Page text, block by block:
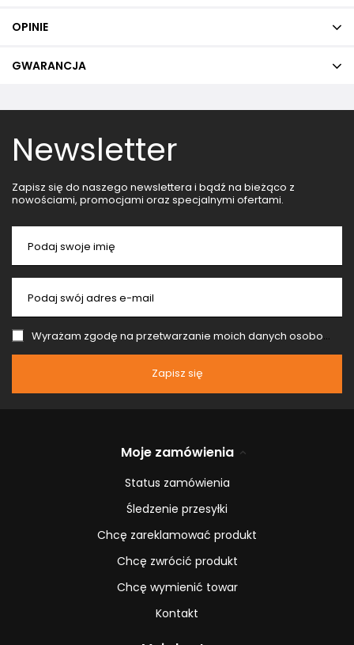
OPINIE
GWARANCJA
Newsletter
Zapisz się do naszego newslettera i bądź na bieżąco z
nowościami, promocjami oraz specjalnymi ofertami.
Podaj swoje imię
Podaj swój adres e-mail
Wyrażam zgodę na przetwarzanie moich danych osobowych (adres e-mail) na potrzeby wysyłki newslettera z informacją handlową (marketing). Więcej w
Zapisz się
Moje zamówienia
Status zamówienia
Śledzenie przesyłki
Chcę zareklamować produkt
Chcę zwrócić produkt
Chcę wymienić towar
Kontakt